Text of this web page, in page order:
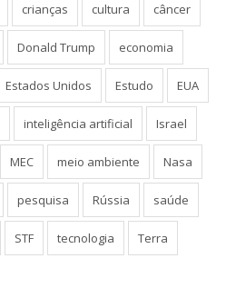
crianças cultura câncer
Donald Trump economia
Estados Unidos Estudo EUA
inteligência artificial Israel
MEC meio ambiente Nasa
pesquisa Rússia saúde
STF tecnologia Terra